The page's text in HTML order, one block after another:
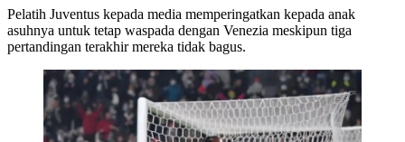
Pelatih Juventus kepada media memperingatkan kepada anak
asuhnya untuk tetap waspada dengan Venezia meskipun tiga
pertandingan terakhir mereka tidak bagus.